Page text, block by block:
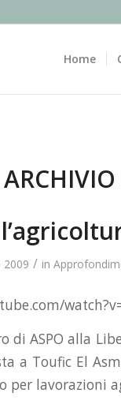
Home
2009 / in
di ASPO alla
a Toufic El
per lavorazioni